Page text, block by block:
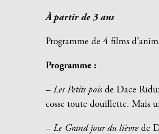
À partir de 3 ans
Programme de 4 films
Programme :
–Les Petits poisde Dace
cosse toute douillette. Mais
–Le Grand jour du lièvre de